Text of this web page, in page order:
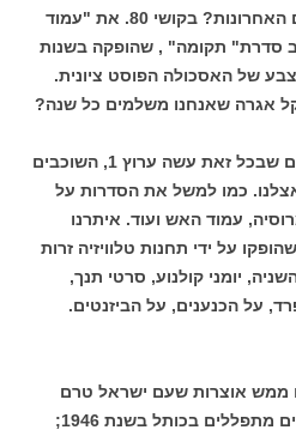
הפיק ערוץ 1 בשלושים השנים האחרונות? בקושי 80. את "עמוד
הפיקו כשהייתי בן 12. ב סדרת" תקומה" , שהופקה בשנות
של האסכולה הפוסט ציונית.
" אבל את כל הסרטים הטובים שבכל זאת עשה ערוץ 1, השוכבים
כמו למשל את הסדרות על
עמוד האש ועוד. איתרנו
על ידי תחנות טלוויזיה זרות
יומני קולנוע, סרטי תנך,
על הכנענים, על הביזנטים.
ממש אוצרות שעם ישראל טרם
ראה. למשל צילומים של יהודים מתפללים בכותל בשנת 1946;